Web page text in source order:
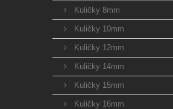
Kuličky 8mm
Kuličky 10mm
Kuličky 12mm
Kuličky 14mm
Kuličky 15mm
Kuličky 16mm